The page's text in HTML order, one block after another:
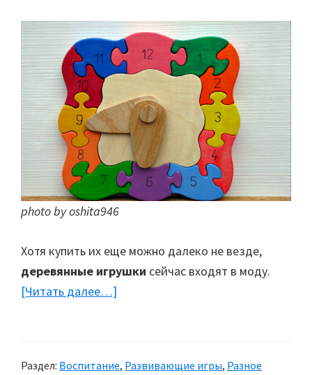
photo by oshita946
Хотя купить их еще можно далеко не везде,
деревянные игрушки сейчас входят в моду.
[Читать далее…]
Раздел: Воспитание, Развивающие игры, Разное